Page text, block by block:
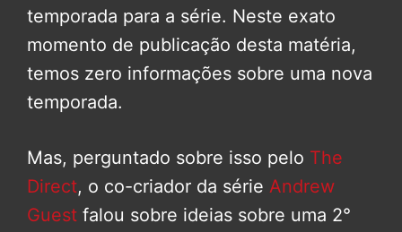
temporada para a série. Neste exato
momento de publicação desta matéria,
temos zero informações sobre uma nova
temporada.
Mas, perguntado sobre isso pelo The
Direct, o co-criador da série Andrew
Guest falou sobre ideias sobre uma 2°